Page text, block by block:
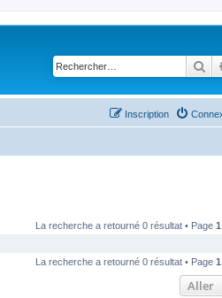
Inscription
La recherche a retourné 0 résultat • Page 1
La recherche a retourné 0 résultat • Page 1
Aller